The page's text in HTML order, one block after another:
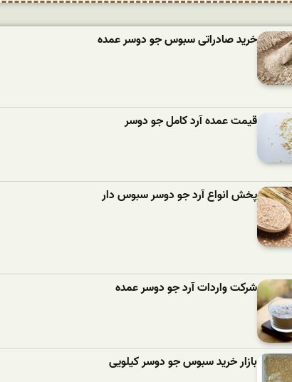
خرید صادراتی سبوس جو دوسر عمده
قیمت عمده آرد کامل جو دوسر
پخش انواع آرد جو دوسر سبوس دار
شرکت واردات آرد جو دوسر عمده
بازار خرید سبوس جو دوسر کیلویی